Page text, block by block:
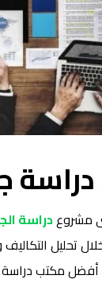
مشروعدراسة
التكاليف
أفضل مكتب